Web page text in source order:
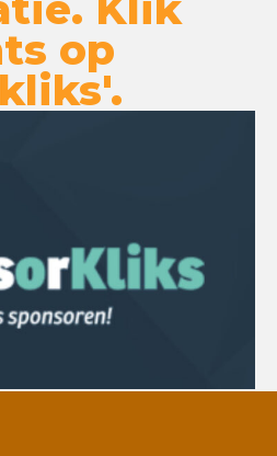
op